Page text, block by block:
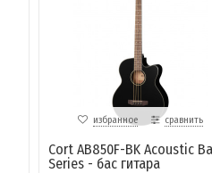
избранное сравнить
Cort AB850F-BK Acoustic
Series - бас гитара